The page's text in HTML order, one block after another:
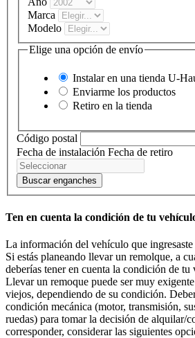
Marca
Modelo
Elige una opción de envío
Instalar en una tienda U-
Enviarme los productos
Retiro en la tienda
Código postal
Fecha de instalación Fecha de retiro
Buscar enganches
Ten en cuenta la condición de tu
La información del vehículo que ingresaste
Si estás planeando llevar un remolque, a
deberías tener en cuenta la condición de
Llevar un remoque puede ser muy
viejos, dependiendo de su condición.
condición mecánica (motor, transmisión,
ruedas) para tomar la decisión de alquilar/
corresponder, considerar las siguientes